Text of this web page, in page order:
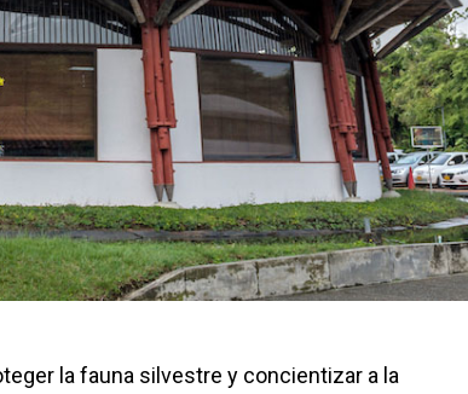
la fauna silvestre y concientizar a la